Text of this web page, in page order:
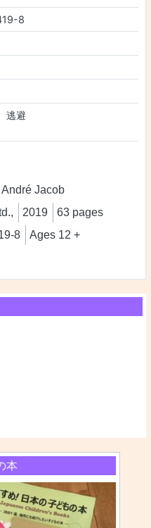
本
8
逃避
Jacob
2019
63 pages
8 Ages 12 +